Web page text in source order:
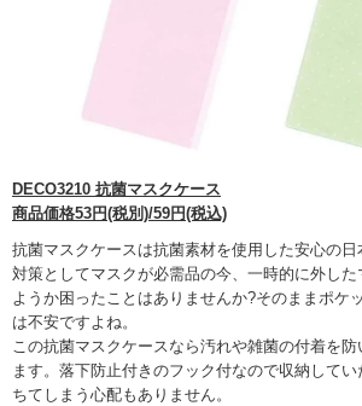
DECO3210 抗菌マスクケース
商品価格53円(税別)/59円(税込)
抗菌マスクケースは抗菌素材を使用した安心の
対策としてマスクが必需品の今、一時的に外した
ようか困ったことはありませんか?そのままポケ
は不安ですよね。
この抗菌マスクケースなら汚れや雑菌の付着を防
ます。落下防止付きのフック付なので収納して
ちてしまう心配もありません。